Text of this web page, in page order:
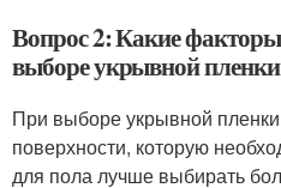
Вопрос 2: Какие
выборе укрывной пленки
При выборе укрывной
поверхности, которую
для пола лучше выбирать